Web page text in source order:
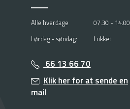
Alle hverdage
07.30 - 14.00
Lørdag - søndag:
Lukket
66 13 66 70
Klik her for at sende en
mail